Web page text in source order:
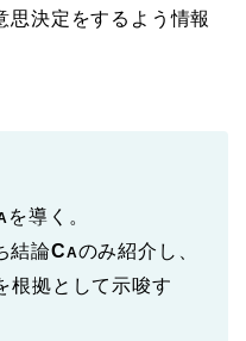
思決定をするよう情報
を導く。
結論CAのみ紹介し、
根拠として示唆す